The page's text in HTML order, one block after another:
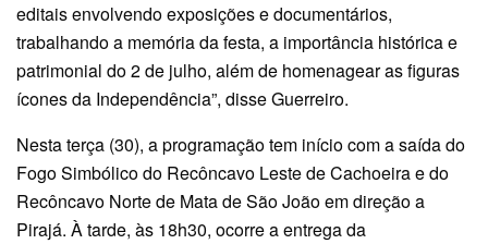
editais envolvendo exposições e documentários,
trabalhando a memória da festa, a importância histórica e
patrimonial do 2 de julho, além de homenagear as figuras
ícones da Independência”, disse Guerreiro.
Nesta terça (30), a programação tem início com a saída do
Fogo Simbólico do Recôncavo Leste de Cachoeira e do
Recôncavo Norte de Mata de São João em direção a
Pirajá. À tarde, às 18h30, ocorre a entrega da